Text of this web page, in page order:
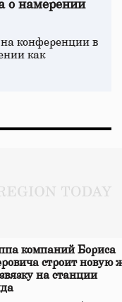
о намерении
конференции в
как
компаний Бориса
строит новую
на станции